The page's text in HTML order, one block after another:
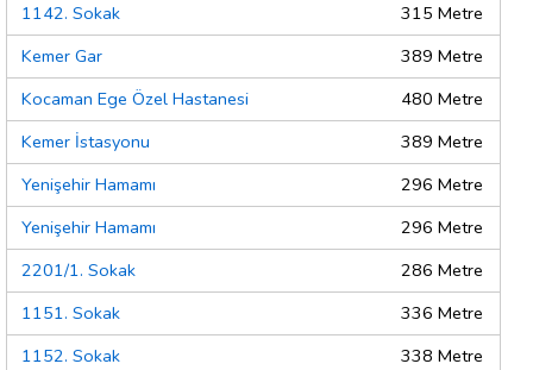
1142. Sokak
315 Metre
Kemer Gar
389 Metre
Kocaman Ege Özel Hastanesi
480 Metre
Kemer İstasyonu
389 Metre
Yenişehir Hamamı
296 Metre
Yenişehir Hamamı
296 Metre
2201/1. Sokak
286 Metre
1151. Sokak
336 Metre
1152. Sokak
338 Metre